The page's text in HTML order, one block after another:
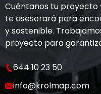
Cuéntanos tu proyecto
te asesorará para
y sostenible.
proyecto para
644 10 23 50
info@krolmap.com